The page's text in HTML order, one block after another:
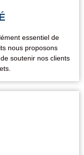
essentiel de
nous proposons
soutenir nos clients